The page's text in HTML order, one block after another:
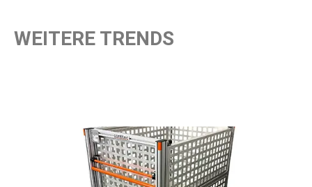
WEITERE TRENDS